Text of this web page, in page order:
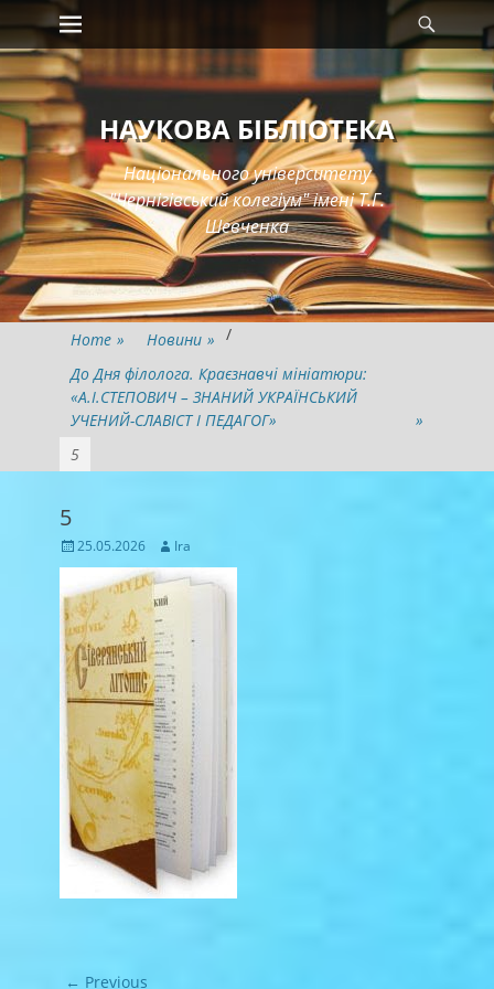
Skip
to
content
Primary Menu
НАУКОВА БІБЛІОТЕКА
Національного університету
"Чернігівський колегіум" імені Т.Г.
Шевченка
Home » Новини » /
До Дня філолога. Краєзнавчі мініатюри:
«А.І.СТЕПОВИЧ – ЗНАНИЙ УКРАЇНСЬКИЙ
УЧЕНИЙ-СЛАВІСТ І ПЕДАГОГ»
»
5
5
Posted
on
25.05.2026 Author
Ira
Навігація
← Previous